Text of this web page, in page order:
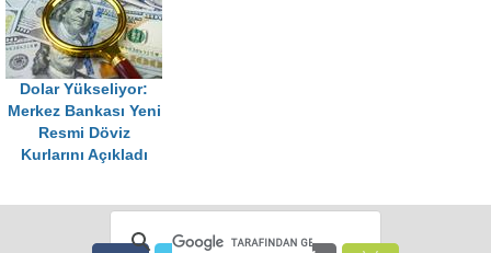
Dolar Yükseliyor:
Merkez Bankası Yeni
Resmi Döviz
Kurlarını Açıkladı